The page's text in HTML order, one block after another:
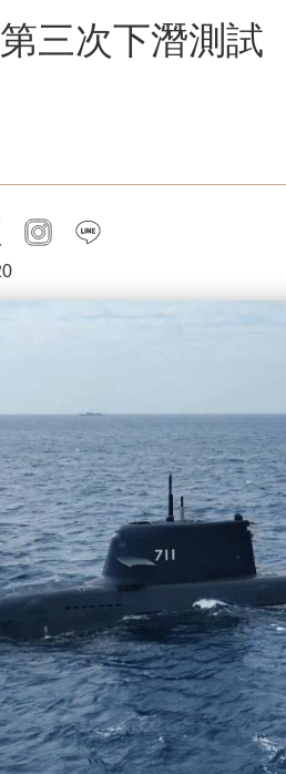
三次下潛測
twitter instagram